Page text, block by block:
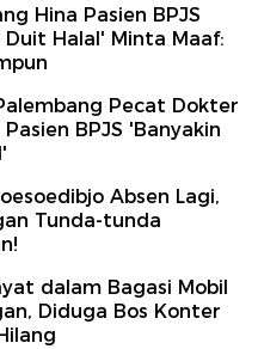
Hina Pasien BPJS
Duit Halal' Minta Maaf:
Pecat Dokter
BPJS 'Banyakin
Absen Lagi,
Tunda-tunda
dalam Bagasi Mobil
Diduga Bos Konter